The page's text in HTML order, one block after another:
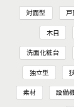
対面型
木目
洗面化粧台
独立型
素材 設備